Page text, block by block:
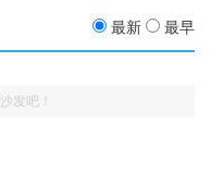
最新 最早
发吧！